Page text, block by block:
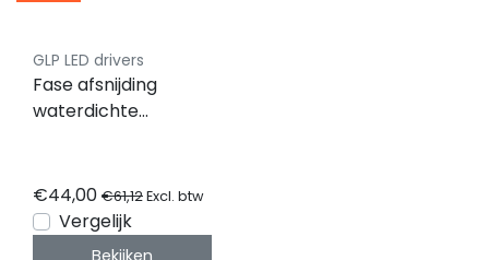
GLP LED drivers
Fase afsnijding
waterdichte
volt 8,3 ampere –
IP67 GTMC-100-24-
D
€44,00 €61,12Excl. btw
Vergelijk